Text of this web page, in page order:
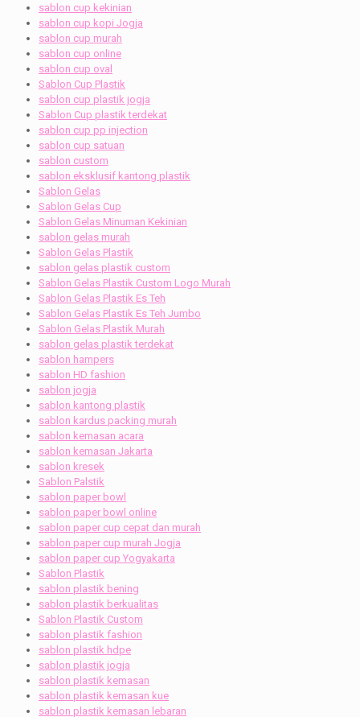
sablon cup kekinian
sablon cup kopi Jogja
sablon cup murah
sablon cup online
sablon cup oval
Sablon Cup Plastik
sablon cup plastik jogja
Sablon Cup plastik terdekat
sablon cup pp injection
sablon cup satuan
sablon custom
sablon eksklusif kantong plastik
Sablon Gelas
Sablon Gelas Cup
Sablon Gelas Minuman Kekinian
sablon gelas murah
Sablon Gelas Plastik
sablon gelas plastik custom
Sablon Gelas Plastik Custom Logo Murah
Sablon Gelas Plastik Es Teh
Sablon Gelas Plastik Es Teh Jumbo
Sablon Gelas Plastik Murah
sablon gelas plastik terdekat
sablon hampers
sablon HD fashion
sablon jogja
sablon kantong plastik
sablon kardus packing murah
sablon kemasan acara
sablon kemasan Jakarta
sablon kresek
Sablon Palstik
sablon paper bowl
sablon paper bowl online
sablon paper cup cepat dan murah
sablon paper cup murah Jogja
sablon paper cup Yogyakarta
Sablon Plastik
sablon plastik bening
sablon plastik berkualitas
Sablon Plastik Custom
sablon plastik fashion
sablon plastik hdpe
sablon plastik jogja
sablon plastik kemasan
sablon plastik kemasan kue
sablon plastik kemasan lebaran